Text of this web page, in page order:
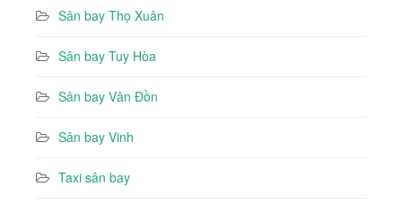
Sân bay Thọ Xuân
Sân bay Tuy Hòa
Sân bay Vân Đồn
Sân bay Vinh
Taxi sân bay